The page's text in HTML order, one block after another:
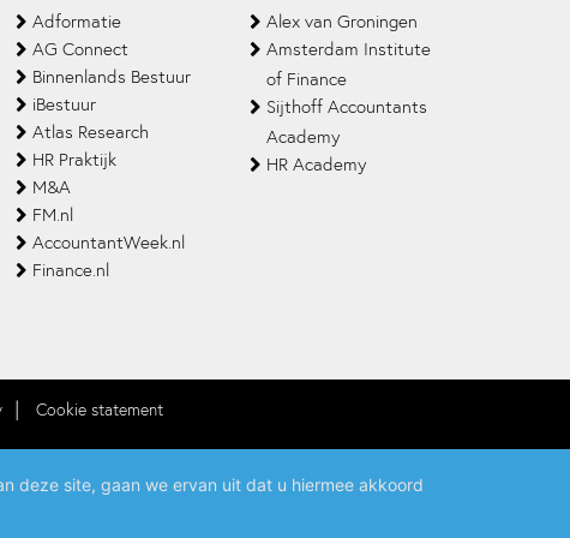
Adformatie
AG Connect
Binnenlands Bestuur
iBestuur
Atlas Research
HR Praktijk
M&A
FM.nl
AccountantWeek.nl
Finance.nl
Alex van Groningen
Amsterdam Institute
of Finance
Sijthoff Accountants
Academy
HR Academy
Cookie statement
deze site, gaan we ervan uit dat u hiermee akkoord